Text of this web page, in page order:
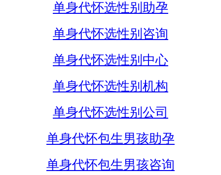
单身代怀选性别助孕
单身代怀选性别咨询
单身代怀选性别中心
单身代怀选性别机构
单身代怀选性别公司
单身代怀包生男孩助孕
单身代怀包生男孩咨询